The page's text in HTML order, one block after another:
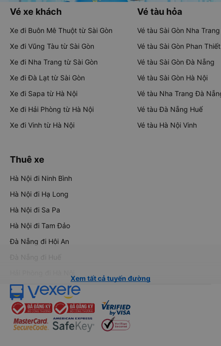
Vé xe khách
Xe đi Buôn Mê Thuột từ Sài Gòn
Xe đi Vũng Tàu từ Sài Gòn
Xe đi Nha Trang từ Sài Gòn
Xe đi Đà Lạt từ Sài Gòn
Xe đi Sapa từ Hà Nội
Xe đi Hải Phòng từ Hà Nội
Xe đi Vinh từ Hà Nội
Vé tàu hỏa
Vé tàu Sài Gòn Nha Trang
Vé tàu Sài Gòn Phan Thiết
Vé tàu Sài Gòn Đà Nẵng
Vé tàu Sài Gòn Hà Nội
Vé tàu Nha Trang Đà
Vé tàu Đà Nẵng Huế
Vé tàu Hà Nội Vinh
Thuê xe
Hà Nội đi Ninh Bình
Hà Nội đi Hạ Long
Hà Nội đi Sa Pa
Hà Nội đi Tam Đảo
Đà Nẵng đi Hội An
Đà Nẵng đi Huế
Xem tất cả tuyến đường